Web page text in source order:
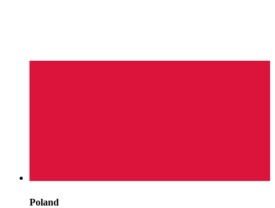
Poland